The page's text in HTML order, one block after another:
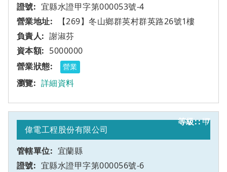
宜縣水證甲字第000053號-4
【269】冬山鄉群英村群英路26號1樓
謝淑芬
5000000
營業
詳細資料
7
偉電工程股份有限公司
宜蘭縣
宜縣水證甲字第000056號-6
甲